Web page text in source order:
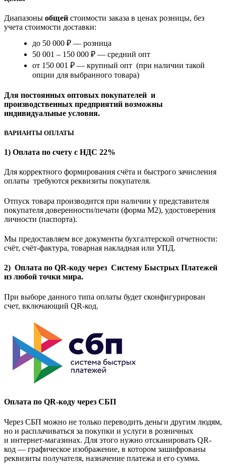
Диапазоны общей стоимости заказа в ценах розницы, без
учета стоимости доставки:
до 50 000 ₽ — розница
50 001 – 150 000 ₽ — средний опт
от 150 001 ₽ — крупный опт (при наличии такой
опции для выбранного товара)
Для постоянных оптовых покупателей и
производственных предприятий возможны
индивидуальные условия.
ВАРИАНТЫ ОПЛАТЫ
1) Оплата по счету с НДС 22%
Для корректного формирования счёта и быстрого зачисления
оплаты требуются реквизиты покупателя.
Отпуск товара производится при наличии у представителя
покупателя доверенности/печати (форма M2), удостоверения
личности (паспорта).
Мы предоставляем все документы бухгалтерской отчетности:
счёт, счёт-фактура, товарная накладная или УПД.
2) Оплата по QR-коду через Систему Быстрых Платежей
из любой точки мира.
При выборе данного типа оплаты будет сконфигурирован
счет, включающий QR-код.
Оплата по QR-коду через СБП
Через СБП можно не только переводить деньги другим людям,
но и расплачиваться за покупки и услуги в розничных
и интернет-магазинах. Для этого нужно отсканировать QR-
код — графическое изображение, в котором зашифрованы
реквизиты получателя, назначение платежа и его сумма.